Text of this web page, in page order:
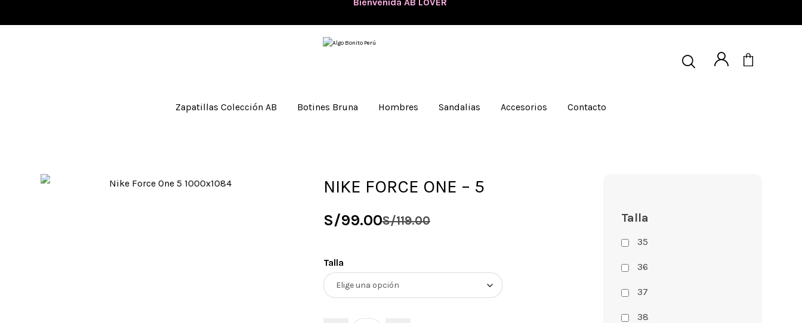
Zapatillas Colección AB Botines Bruna Hombres Sandalias Accesorios Contacto
NIKE FORCE ONE – 5
S/119.00
S/99.00
Talla
Talla
35
36
37
38